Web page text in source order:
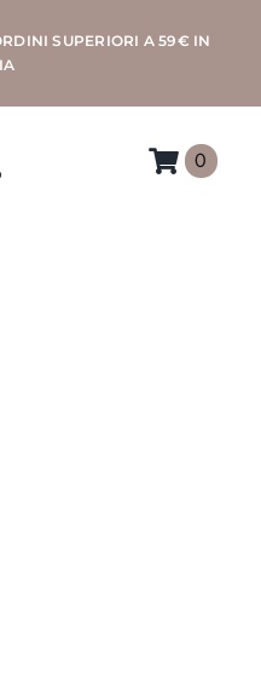
SUPERIORI A 59€ IN
0